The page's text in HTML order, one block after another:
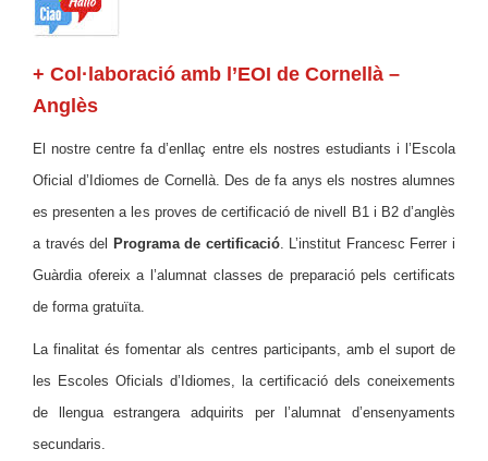
+ Col·laboració amb l’EOI de Cornellà –
Anglès
El nostre centre fa d’enllaç entre els nostres estudiants i l’Escola
Oficial d’Idiomes de Cornellà. Des de fa anys els nostres alumnes
es presenten a les proves de certificació de nivell B1 i B2 d’anglès
a través del
Programa de certificació. L’institut Francesc Ferrer i
Guàrdia ofereix a l’alumnat classes de preparació pels certificats
de forma gratuïta.
La finalitat és fomentar als centres participants, amb el suport de
les Escoles Oficials d’Idiomes, la certificació dels coneixements
de llengua estrangera adquirits per l’alumnat d’ensenyaments
secundaris.